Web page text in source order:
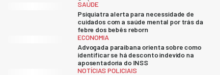
SAÚDE
Psiquiatra alerta para necessidade de
cuidados com a saúde mental por trás da
febre dos bebês reborn
ECONOMIA
Advogada paraibana orienta sobre como
identificar se há desconto indevido na
aposentadoria do INSS
NOTÍCIAS POLICIAIS